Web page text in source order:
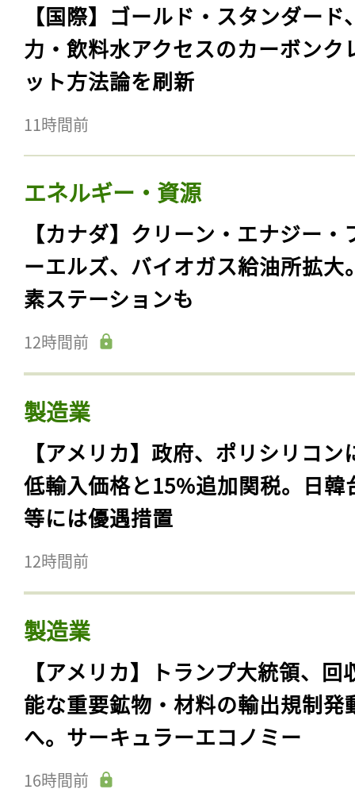
【国際】ゴールド・スタンダード
力・飲料水アクセスのカーボンク
ット方法論を刷新
11時間前
エネルギー・資源
【カナダ】クリーン・エナジー・
ーエルズ、バイオガス給油所拡大
素ステーションも
12時間前
製造業
【アメリカ】政府、ポリシリコン
低輸入価格と15%追加関税。日韓
等には優遇措置
12時間前
製造業
【アメリカ】トランプ大統領、回
能な重要鉱物・材料の輸出規制発
へ。サーキュラーエコノミー
16時間前